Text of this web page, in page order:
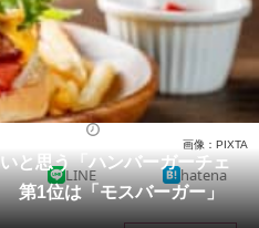
地域
教育・育児
リサーチ
と思う「ハンバーガーチェ
第1位は「モスバーガー」
画像：PIXTA
LINE hatena